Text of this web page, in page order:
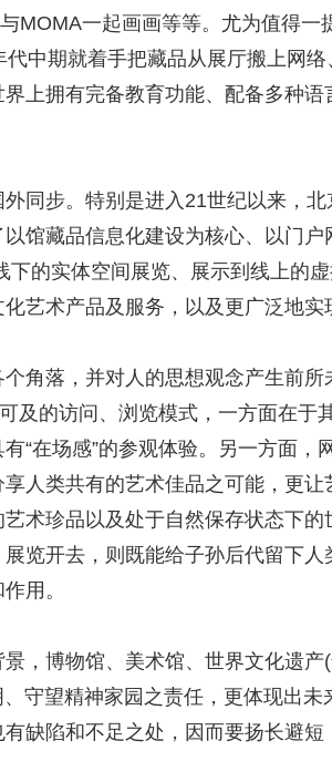
MOMA一起画画等等。尤为值得
中期就着手把藏品从展厅搬上网
上拥有完备教育功能、配备多种
步。特别是进入21世纪以来，北
馆藏品信息化建设为核心、以门
下的实体空间展览、展示到线上的
艺术产品及服务，以及更广泛地实
落，并对人的思想观念产生前所
及的访问、浏览模式，一方面在于
“在场感”的参观体验。另一方面
人类共有的艺术佳品之可能，更
术珍品以及处于自然保存状态下
览开去，则既能给子孙后代留下
用。
博物馆、美术馆、世界文化遗产(
守望精神家园之责任，更体现出
缺陷和不足之处，因而要扬长避